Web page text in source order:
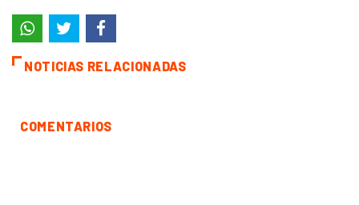
NOTICIAS RELACIONADAS
COMENTARIOS